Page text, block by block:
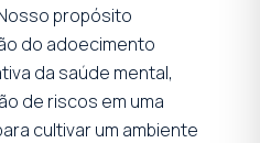
propósito
do adoecimento
da saúde mental,
de riscos em uma
cultivar um ambiente